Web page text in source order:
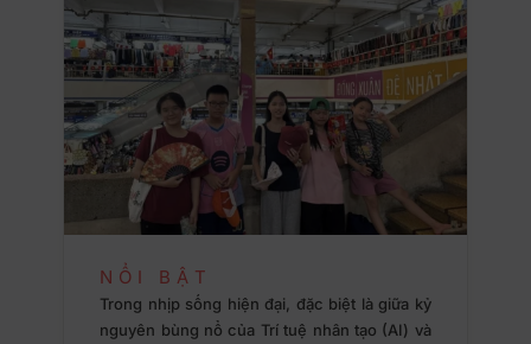
NỔI BẬT
Trong nhịp sống hiện đại, đặc biệt là giữa kỷ
nguyên bùng nổ của Trí tuệ nhân tạo (AI) và